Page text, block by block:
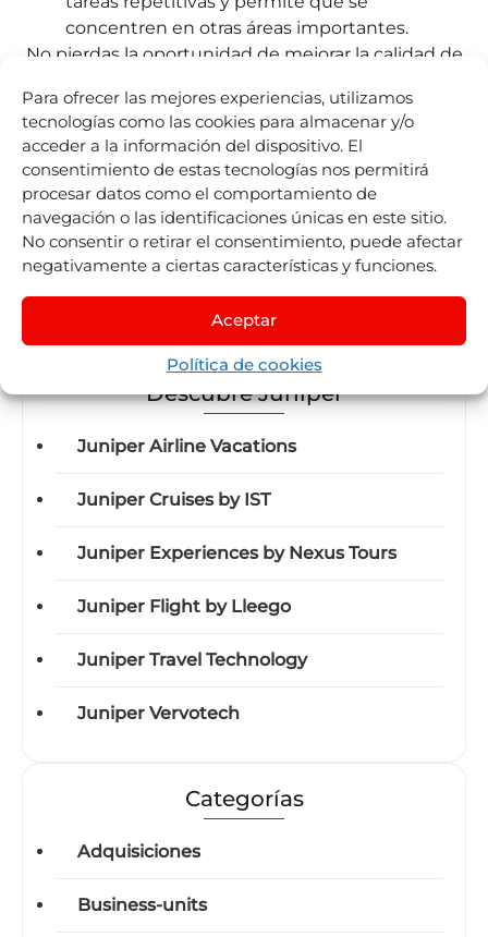
Para ofrecer las mejores experiencias, utilizamos
tecnologías como las cookies para almacenar y/o
acceder a la información del dispositivo. El
consentimiento de estas tecnologías nos permitirá
procesar datos como el comportamiento de
navegación o las identificaciones únicas en este sitio.
No consentir o retirar el consentimiento, puede afectar
negativamente a ciertas características y funciones.
Aceptar
Política de cookies
concentren en otras áreas importantes.
No pierdas la oportunidad de mejorar la calidad de
diseñado para ayudarte a transformar la manera en
que gestionas y presentas los itinerarios de
cruceros.
¡Ponte en contacto con nuestro equipo
obtener más información y comenzar a mejorar tu
oferta de reservas de cruceros hoy mismo!
Descubre Juniper
Juniper Airline Vacations
Juniper Cruises by IST
Juniper Experiences by Nexus Tours
Juniper Flight by Lleego
Juniper Travel Technology
Juniper Vervotech
Categorías
Adquisiciones
Business-units